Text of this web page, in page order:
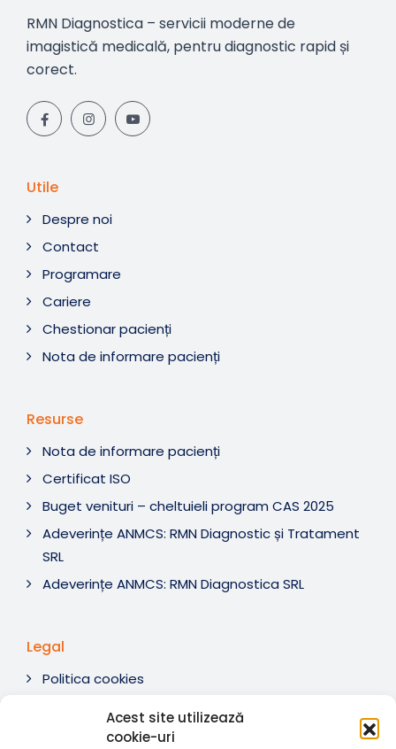
Acest site utilizează
cookie-uri
RMN Diagnostica – servicii moderne de
imagistică medicală, pentru diagnostic rapid și
corect.
Utile
Despre noi
Contact
Programare
Cariere
Chestionar pacienți
Nota de informare pacienți
Resurse
Nota de informare pacienți
Certificat ISO
Buget venituri – cheltuieli program CAS 2025
Adeverințe ANMCS: RMN Diagnostic și Tratament
SRL
Adeverințe ANMCS: RMN Diagnostica SRL
Legal
Politica cookies
Soluționare litigii